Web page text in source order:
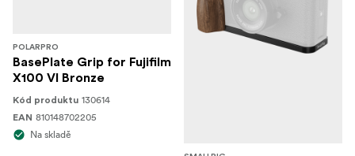
POLARPRO
BasePlate Grip for Fujifilm
X100 VI Bronze
Kód produktu 130614
EAN 810148702205
Na skladě